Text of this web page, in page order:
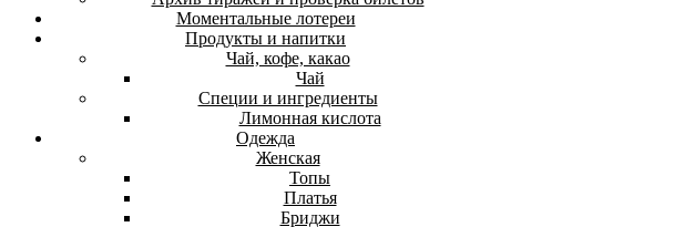
Моментальные лотереи
Продукты и напитки
Чай, кофе, какао
Чай
Специи и ингредиенты
Лимонная кислота
Одежда
Женская
Топы
Платья
Бриджи